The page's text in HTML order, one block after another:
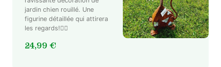
jardin chien rouillé. Une
figurine détaillée qui attirera
les regards!🐕‍🦺
24,99 €